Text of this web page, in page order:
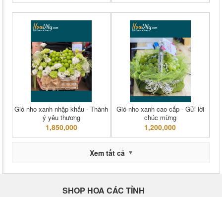
Giỏ nho xanh nhập khẩu - Thành
ý yêu thương
1,850,000
Giỏ nho xanh cao cấp - Gửi lời
chúc mừng
1,200,000
Xem tất cả
SHOP HOA CÁC TỈNH